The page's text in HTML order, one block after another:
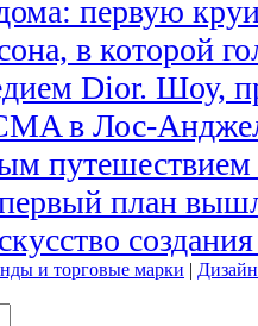
первую
в которой
Dior. Шоу,
в Лос-
путешествием
первый план
и торговые марки |